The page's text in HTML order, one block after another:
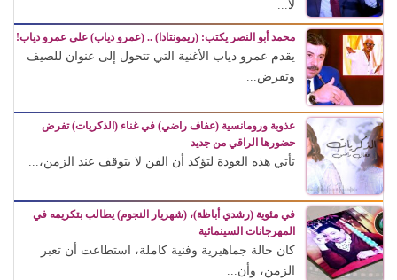
لا...
محمد أبو النصر يكتب: (ريمونتادا) .. (عمرو دياب) على عمرو دياب!
يقدم عمرو دياب الأغنية التي تتحول إلى عنوان للصيف
وتفرض...
عذوبة ورومانسية (عفاف راضي) في غناء (الذكريات) تفرض
حضورها الراقي من جديد
تأتي هذه العودة لتؤكد أن الفن لا يتوقف عند الزمن،...
في مئوية (رشدي أباظة)، (شهريار النجوم) يطالب بتكريمه في
المهرجانات السينمائية
كان حالة جماهيرية وفنية كاملة، استطاعت أن تعبر
الزمن، وأن...